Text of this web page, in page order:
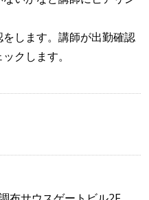
します。講師が出勤確認
クします。